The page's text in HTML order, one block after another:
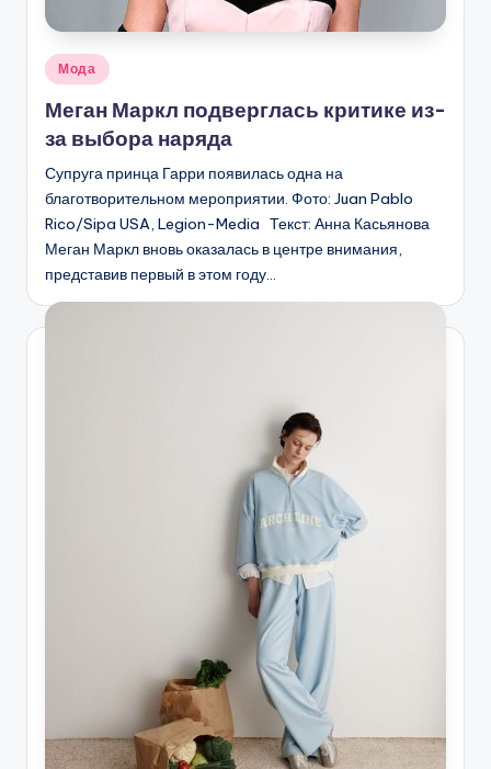
Опубликовано
Мода
Меган Маркл подверглась критике из-
за выбора наряда
Супруга принца Гарри появилась одна на
благотворительном мероприятии. Фото: Juan Pablo
Rico/Sipa USA, Legion-Media Текст: Анна Касьянова
Меган Маркл вновь оказалась в центре внимания,
представив первый в этом году…